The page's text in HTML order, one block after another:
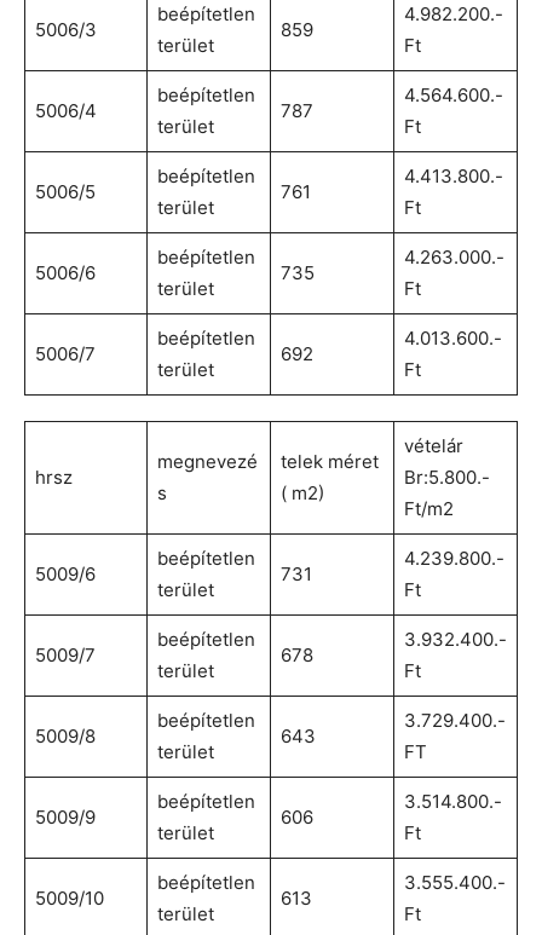
5006/3
beépítetlen
terület
859
4.982.200.-
Ft
5006/4
beépítetlen
terület
787
4.564.600.-
Ft
5006/5
beépítetlen
terület
761
4.413.800.-
Ft
5006/6
beépítetlen
terület
735
4.263.000.-
Ft
5006/7
beépítetlen
terület
692
4.013.600.-
Ft
hrsz
megnevezé
s
telek méret
( m2)
vételár
Br:5.800.-
Ft/m2
5009/6
beépítetlen
terület
731
4.239.800.-
Ft
5009/7
beépítetlen
terület
678
3.932.400.-
Ft
5009/8
beépítetlen
terület
643
3.729.400.-
FT
5009/9
beépítetlen
terület
606
3.514.800.-
Ft
5009/10
beépítetlen
terület
613
3.555.400.-
Ft